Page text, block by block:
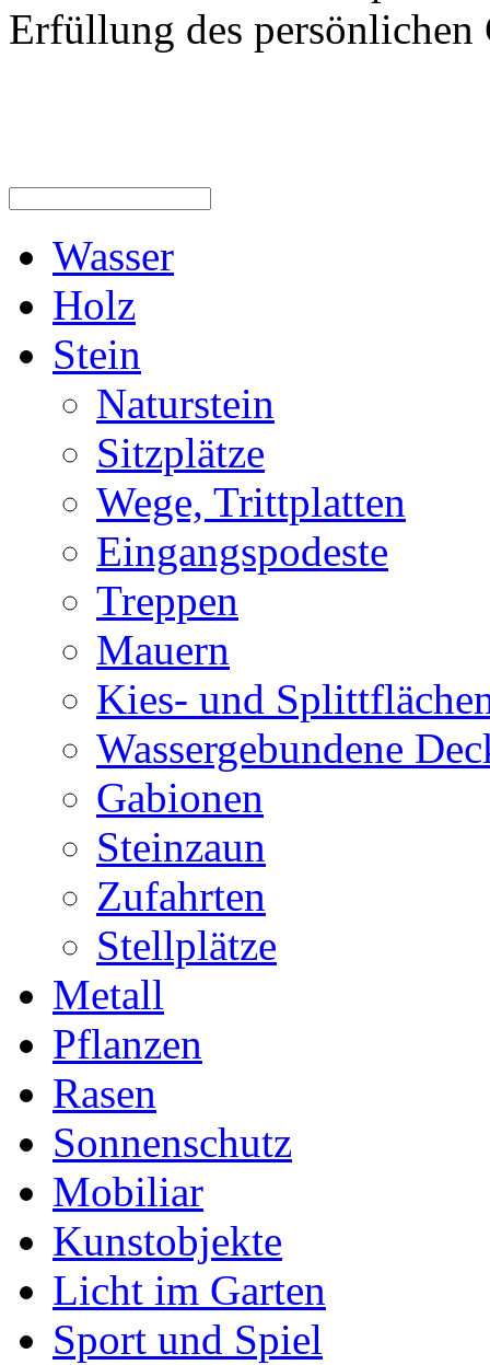
Erfüllung des
Wasser
Holz
Stein
Naturstein
Sitzplätze
Wege, Trittplatten
Eingangspodeste
Treppen
Mauern
Kies- und
Wassergebundene
Gabionen
Steinzaun
Zufahrten
Stellplätze
Metall
Pflanzen
Rasen
Sonnenschutz
Mobiliar
Kunstobjekte
Licht im Garten
Sport und Spiel